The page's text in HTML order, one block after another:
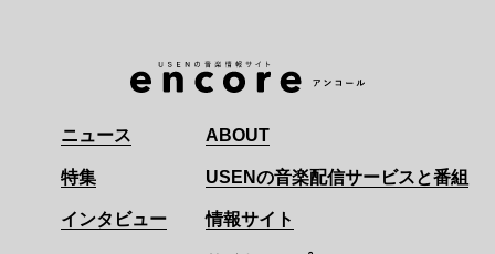
ニュース
特集
インタビュー
ABOUT
USENの音楽配信サービスと番組
情報サイト